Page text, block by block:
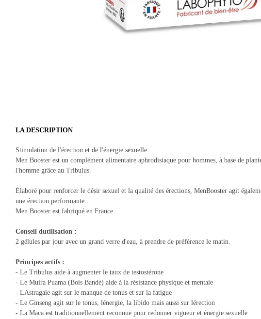
LA DESCRIPTION
Stimulation de l'érection et de l'énergie sexuelle.
Men Booster est un complément alimentaire aphrodisiaque pour hommes, à base de
l'homme grâce au Tribulus.
Élaboré pour renforcer le désir sexuel et la qualité des érections, MenBooster agit
une érection performante.
Men Booster est fabriqué en France
Conseil dutilisation :
2 gélules par jour avec un grand verre d'eau, à prendre de préférence le matin.
Principes actifs :
- Le Tribulus aide à augmenter le taux de testostérone
- Le Muira Puama (Bois Bandé) aide à la résistance physique et mentale
- LAstragale agit sur le manque de tonus et sur la fatigue
- Le Ginseng agit sur le tonus, lénergie, la libido mais aussi sur lérection
- La Maca est traditionnellement reconnue pour redonner vigueur et énergie sexuelle